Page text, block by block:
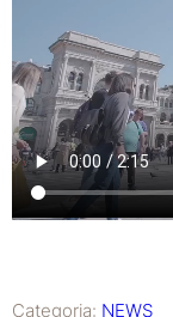
Categoria: NEWS